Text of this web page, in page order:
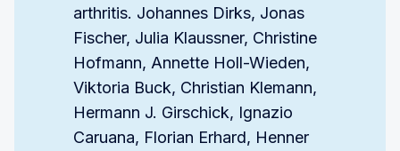
arthritis. Johannes Dirks, Jonas
Fischer, Julia Klaussner, Christine
Hofmann, Annette Holl-Wieden,
Viktoria Buck, Christian Klemann,
Hermann J. Girschick, Ignazio
Caruana, Florian Erhard, Henner